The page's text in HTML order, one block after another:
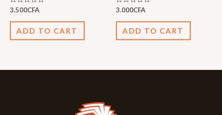
Rated
0
out
3.500CFA
ADD TO CART
Rated
0
out
3.000CFA
ADD TO CART